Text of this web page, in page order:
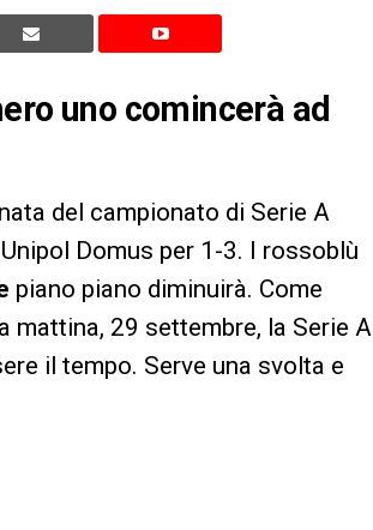
uno comincerà ad
del campionato di Serie A
Domus per 1-3. I rossoblù
piano piano diminuirà. Come
mattina, 29 settembre, la Serie A
il tempo. Serve una svolta e